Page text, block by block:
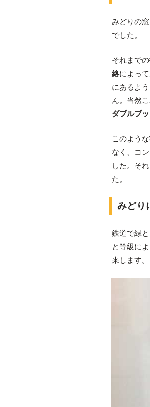
みどりの
でした。
それまで
絡によっ
にあるよ
ん。当然
ダブルブ
このよう
なく、コ
した。そ
た。
みどり
鉄道で緑
と等級に
来します。